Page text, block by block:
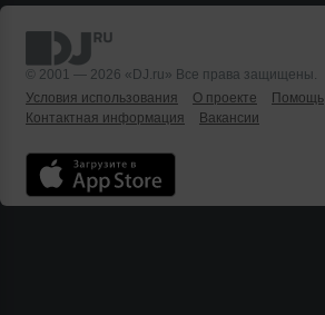
© 2001 — 2026 «DJ.ru» Все права защищены.
Условия использования
О проекте Помощь
Контактная информация
Вакансии